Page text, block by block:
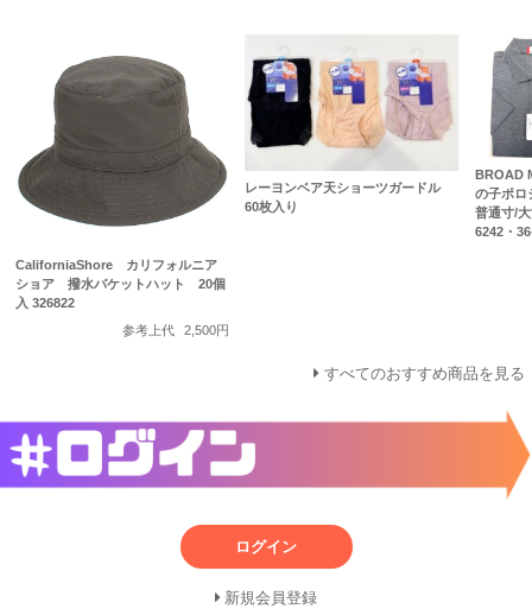
CaliforniaShore カリフォルニア
ショア 撥水バケットハット 20個
入 326822
参考上代
2,500円
レーヨンベア天ショーツガードル
60枚入り
の子ポ
普通寸/
6242・
すべてのおすすめ商品を見る
ログイン
新規会員登録